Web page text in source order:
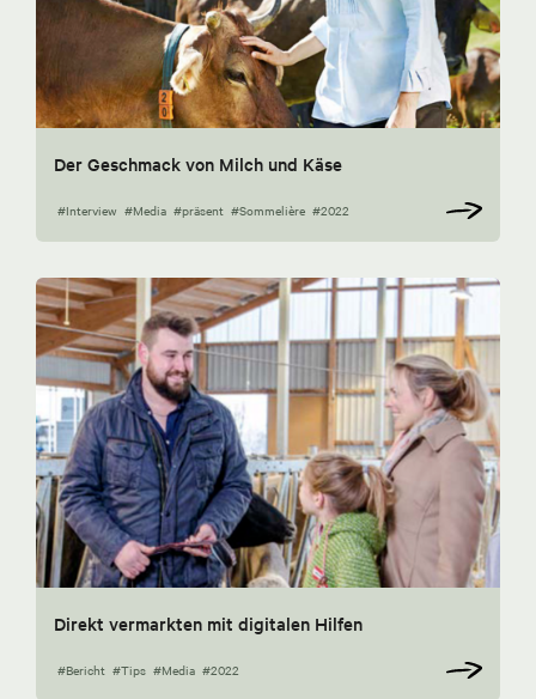
Der Geschmack von Milch und Käse
#Interview #Media #präsent #Sommelière #2022
Direkt vermarkten mit digitalen Hilfen
#Bericht #Tips #Media #2022